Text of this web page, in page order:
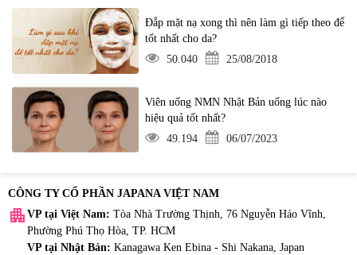
Đắp mặt nạ xong thì nên làm gì tiếp theo để
tốt nhất cho da?
50.040
25/08/2018
Viên uống NMN Nhật Bản uống lúc nào
hiệu quả tốt nhất?
49.194
06/07/2023
CÔNG TY CỔ PHẦN JAPANA VIỆT NAM
apartment VP tại Việt Nam: Tòa Nhà Trường Thịnh, 76 Nguyễn Háo Vĩnh,
Phường Phú Thọ Hòa, TP. HCM
VP tại Nhật Bản: Kanagawa Ken Ebina - Shi Nakana, Japan